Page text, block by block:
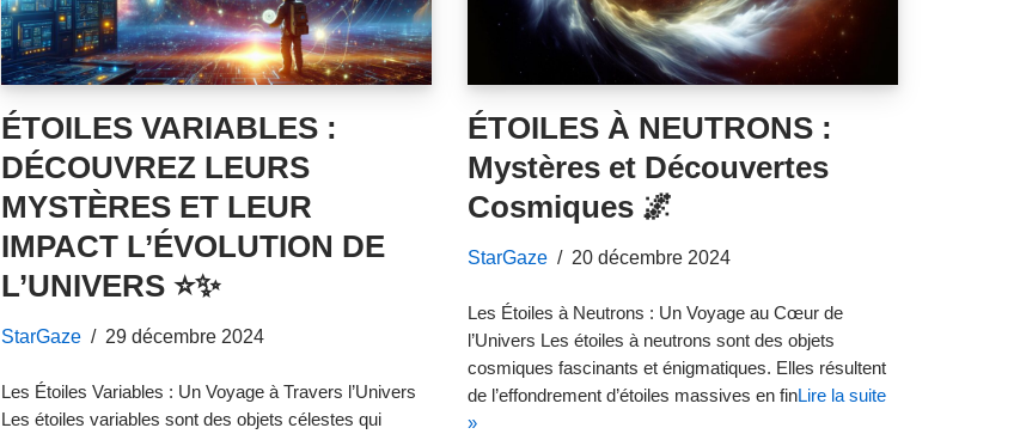
ÉTOILES VARIABLES :
DÉCOUVREZ LEURS
MYSTÈRES ET LEUR
IMPACT L’ÉVOLUTION DE
L’UNIVERS ⭐✨
StarGaze 29 décembre 2024
Les Étoiles Variables : Un Voyage à Travers l’Univers
Les étoiles variables sont des objets célestes qui
ÉTOILES À NEUTRONS :
Mystères et Découvertes
Cosmiques 🌌
StarGaze 20 décembre 2024
Les Étoiles à Neutrons : Un Voyage au Cœur de
l’Univers Les étoiles à neutrons sont des objets
cosmiques fascinants et énigmatiques. Elles résultent
de l’effondrement d’étoiles massives en finLire la suite
»